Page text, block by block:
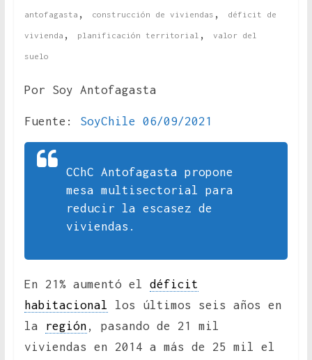
antofagasta , construcción de viviendas , déficit de
vivienda , planificación territorial , valor del
suelo
Por Soy Antofagasta
Fuente: SoyChile 06/09/2021
CChC Antofagasta propone
mesa multisectorial para
reducir la escasez de
viviendas.
En 21% aumentó el déficit
habitacional los últimos seis años en
la
región , pasando de 21 mil
viviendas en 2014 a más de 25 mil el